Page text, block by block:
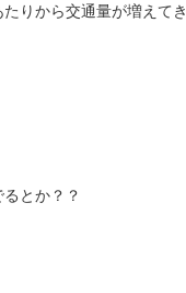
りから交通量が増えてき
とか？？